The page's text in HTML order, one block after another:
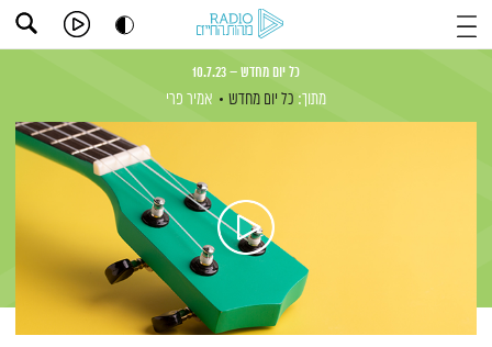
כל יום מחדש – 10.7.23
מתוך: כל יום מחדש אמיר פרי